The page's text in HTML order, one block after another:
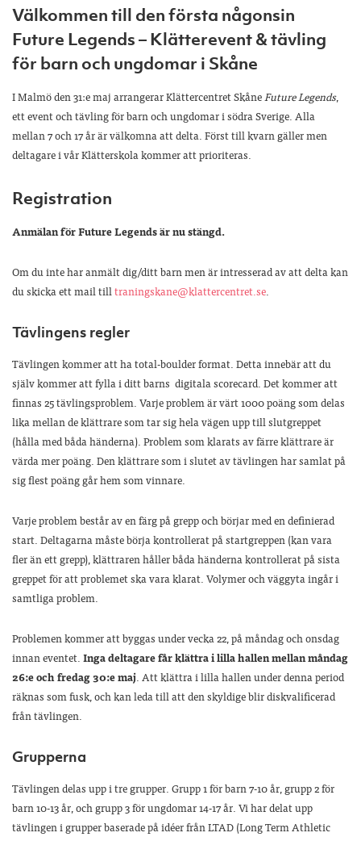
Välkommen till den första någonsin
Future Legends – Klätterevent & tävling
för barn och ungdomar i Skåne
I Malmö den 31:e maj arrangerar Klättercentret SkåneFuture Legends,
ett event och tävling för barn och ungdomar i södra Sverige. Alla
mellan 7 och 17 år är välkomna att delta. Först till kvarn gäller men
deltagare i vår Klätterskola kommer att prioriteras.
Registration
Anmälan för Future Legends är nu stängd.
Om du inte har anmält dig/ditt barn men är intresserad av att delta kan
du skicka ett mail tilltraningskane@klattercentret.se.
Tävlingens regler
Tävlingen kommer att ha total-boulder format. Detta innebär att du
själv kommer att fylla i ditt barns digitala scorecard. Det kommer att
finnas 25 tävlingsproblem. Varje problem är värt 1000 poäng som delas
lika mellan de klättrare som tar sig hela vägen upp till slutgreppet
(hålla med båda händerna). Problem som klarats av färre klättrare är
värda mer poäng. Den klättrare som i slutet av tävlingen har samlat på
sig flest poäng går hem som vinnare.
Varje problem består av en färg på grepp och börjar med en definierad
start. Deltagarna måste börja kontrollerat på startgreppen (kan vara
fler än ett grepp), klättraren håller båda händerna kontrollerat på sista
greppet för att problemet ska vara klarat. Volymer och väggyta ingår i
samtliga problem.
Problemen kommer att byggas under vecka 22, på måndag och onsdag
innan eventet.Inga deltagare får klättra i lilla hallen mellan måndag
26:e och fredag 30:e maj. Att klättra i lilla hallen under denna period
räknas som fusk, och kan leda till att den skyldige blir diskvalificerad
från tävlingen.
Grupperna
Tävlingen delas upp i tre grupper. Grupp 1 för barn 7-10 år, grupp 2 för
barn 10-13 år, och grupp 3 för ungdomar 14-17 år. Vi har delat upp
tävlingen i grupper baserade på idéer från LTAD (Long Term Athletic